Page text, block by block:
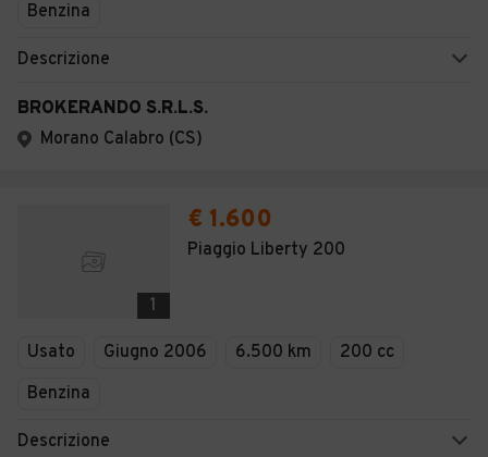
Benzina
Descrizione
BROKERANDO S.R.L.S.
Morano Calabro (CS)
1
€ 1.600
Piaggio Liberty 200
Usato Giugno 2006 6.500 km
200 cc
Benzina
Descrizione